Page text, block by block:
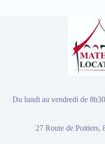
Du lundi au vendredi de
27 Route de Poitiers,